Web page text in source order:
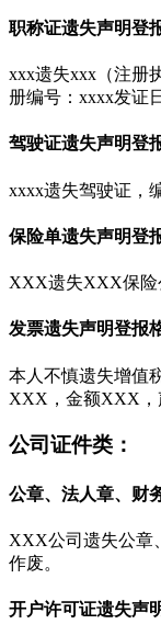
职称证遗失声明登
xxx遗失xxx（注册
册编号：xxxx发证
驾驶证遗失声明登
xxxx遗失驾驶证，
保险单遗失声明登
XXX遗失XXX保险
发票遗失声明登报
本人不慎遗失增值
XXX，金额XXX，
公司证件类：
公章、法人章、财
XXX公司遗失公章
作废。
开户许可证遗失声